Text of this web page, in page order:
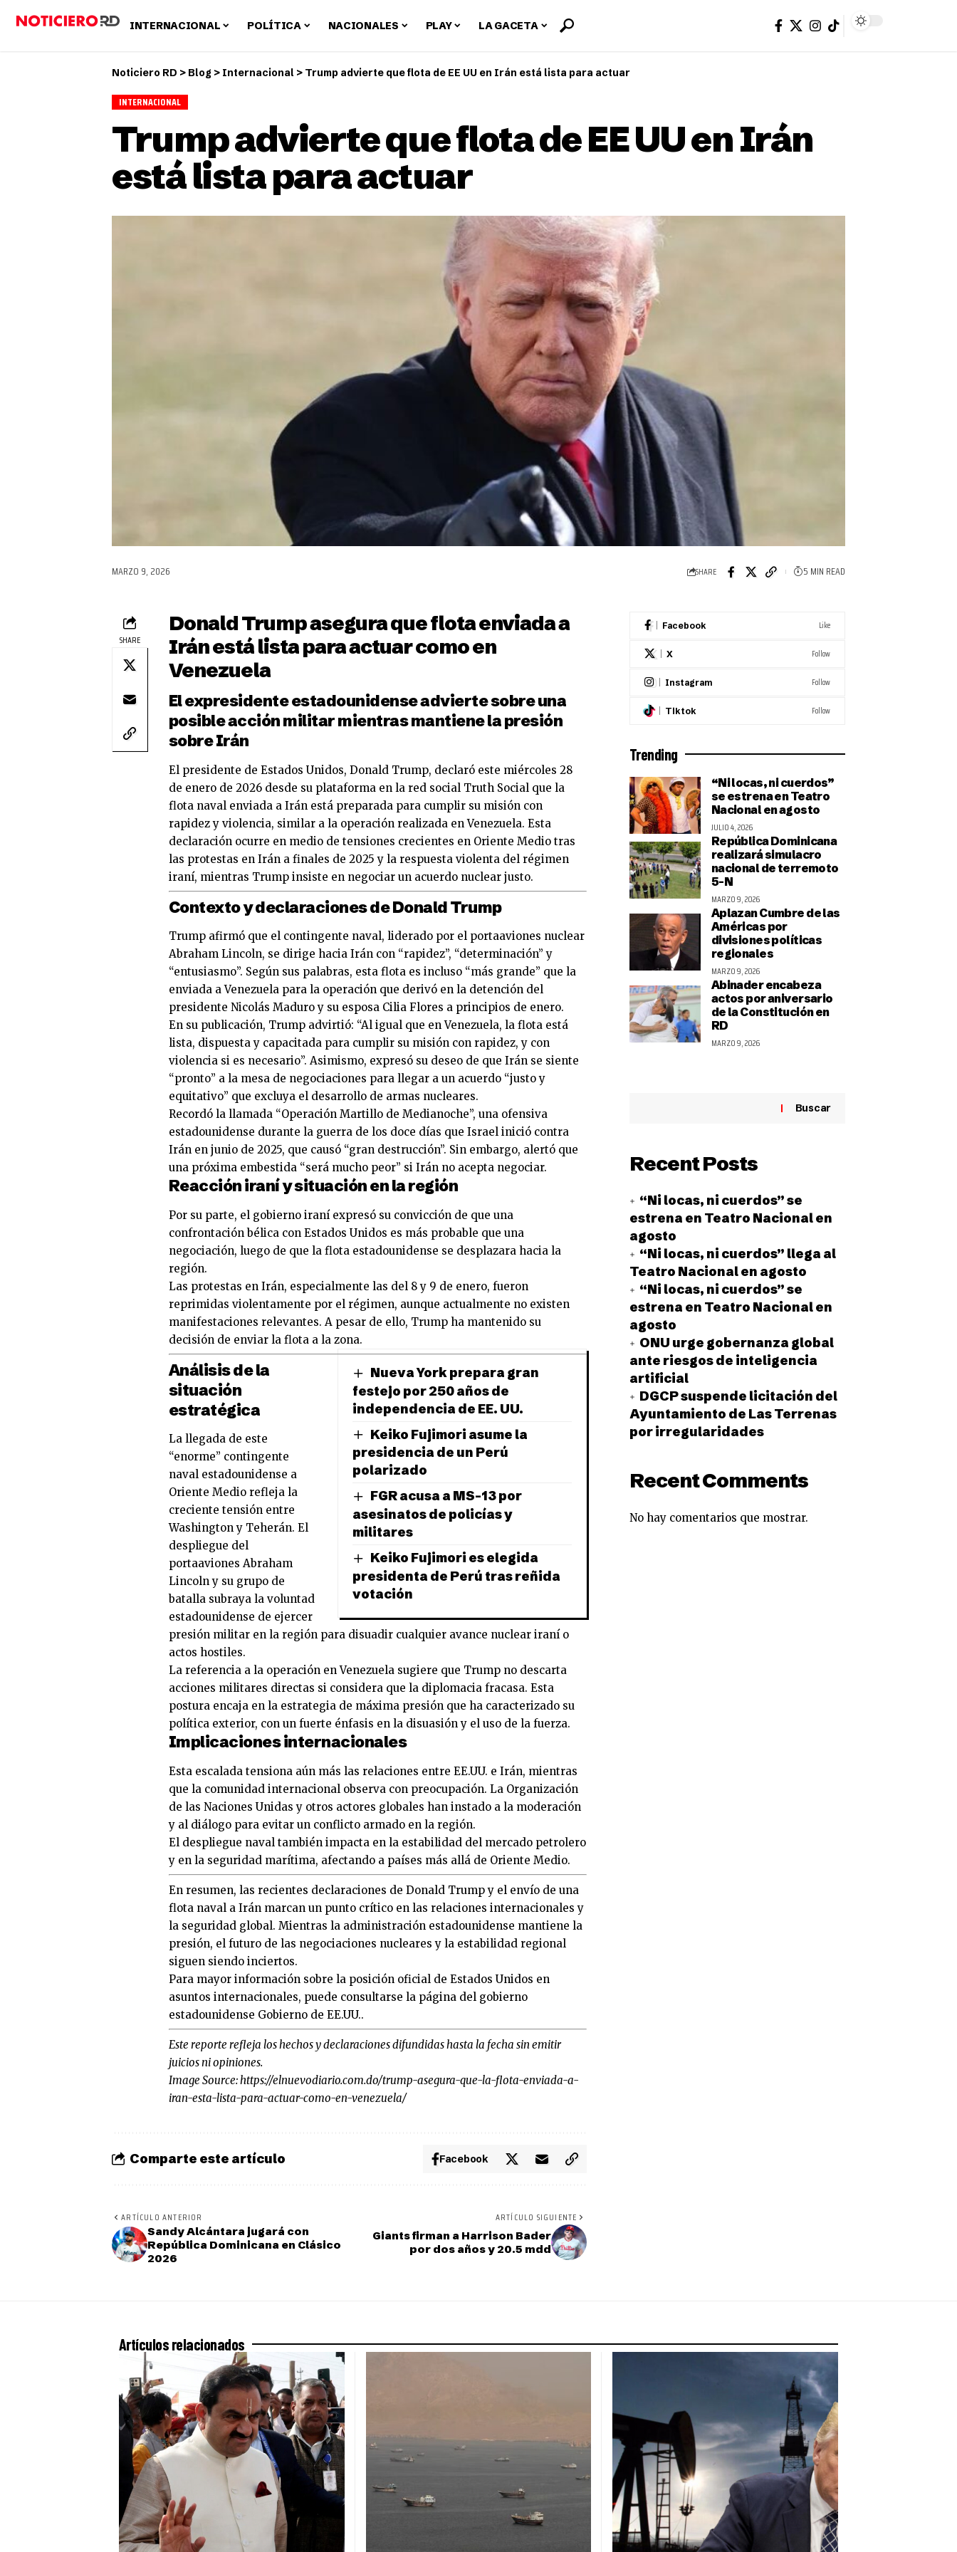
INTERNACIONAL POLÍTICA NACIONALES PLAY LA GACETA
Noticiero RD > Blog > Internacional > Trump advierte que flota de EE UU en Irán está lista para actuar
INTERNACIONAL
Trump advierte que flota de EE UU en Irán
está lista para actuar
MARZO 9, 2026 SHARE 5 MIN READ
SHARE
Donald Trump asegura que flota enviada a
Irán está lista para actuar como en
Venezuela
El expresidente estadounidense advierte sobre una
posible acción militar mientras mantiene la presión
sobre Irán
El presidente de Estados Unidos, Donald Trump, declaró este miércoles 28
de enero de 2026 desde su plataforma en la red social Truth Social que la
flota naval enviada a Irán está preparada para cumplir su misión con
rapidez y violencia, similar a la operación realizada en Venezuela. Esta
declaración ocurre en medio de tensiones crecientes en Oriente Medio tras
las protestas en Irán a finales de 2025 y la respuesta violenta del régimen
iraní, mientras Trump insiste en negociar un acuerdo nuclear justo.
Contexto y declaraciones de Donald Trump
Trump afirmó que el contingente naval, liderado por el portaaviones nuclear
Abraham Lincoln, se dirige hacia Irán con “rapidez”, “determinación” y
“entusiasmo”. Según sus palabras, esta flota es incluso “más grande” que la
enviada a Venezuela para la operación que derivó en la detención del
presidente Nicolás Maduro y su esposa Cilia Flores a principios de enero.
En su publicación, Trump advirtió: “Al igual que en Venezuela, la flota está
lista, dispuesta y capacitada para cumplir su misión con rapidez, y con
violencia si es necesario”. Asimismo, expresó su deseo de que Irán se siente
“pronto” a la mesa de negociaciones para llegar a un acuerdo “justo y
equitativo” que excluya el desarrollo de armas nucleares.
Recordó la llamada “Operación Martillo de Medianoche”, una ofensiva
estadounidense durante la guerra de los doce días que Israel inició contra
Irán en junio de 2025, que causó “gran destrucción”. Sin embargo, alertó que
una próxima embestida “será mucho peor” si Irán no acepta negociar.
Reacción iraní y situación en la región
Por su parte, el gobierno iraní expresó su convicción de que una
confrontación bélica con Estados Unidos es más probable que una
negociación, luego de que la flota estadounidense se desplazara hacia la
región.
Las protestas en Irán, especialmente las del 8 y 9 de enero, fueron
reprimidas violentamente por el régimen, aunque actualmente no existen
manifestaciones relevantes. A pesar de ello, Trump ha mantenido su
decisión de enviar la flota a la zona.
Nueva York prepara gran
festejo por 250 años de
independencia de EE. UU.
Keiko Fujimori asume la
presidencia de un Perú
polarizado
FGR acusa a MS-13 por
asesinatos de policías y
militares
Keiko Fujimori es elegida
presidenta de Perú tras reñida
votación
Análisis de la
situación
estratégica
La llegada de este
“enorme” contingente
naval estadounidense a
Oriente Medio refleja la
creciente tensión entre
Washington y Teherán. El
despliegue del
portaaviones Abraham
Lincoln y su grupo de
batalla subraya la voluntad
estadounidense de ejercer
presión militar en la región para disuadir cualquier avance nuclear iraní o
actos hostiles.
La referencia a la operación en Venezuela sugiere que Trump no descarta
acciones militares directas si considera que la diplomacia fracasa. Esta
postura encaja en la estrategia de máxima presión que ha caracterizado su
política exterior, con un fuerte énfasis en la disuasión y el uso de la fuerza.
Implicaciones internacionales
Esta escalada tensiona aún más las relaciones entre EE.UU. e Irán, mientras
que la comunidad internacional observa con preocupación. La Organización
de las Naciones Unidas y otros actores globales han instado a la moderación
y al diálogo para evitar un conflicto armado en la región.
El despliegue naval también impacta en la estabilidad del mercado petrolero
y en la seguridad marítima, afectando a países más allá de Oriente Medio.
En resumen, las recientes declaraciones de Donald Trump y el envío de una
flota naval a Irán marcan un punto crítico en las relaciones internacionales y
la seguridad global. Mientras la administración estadounidense mantiene la
presión, el futuro de las negociaciones nucleares y la estabilidad regional
siguen siendo inciertos.
Para mayor información sobre la posición oficial de Estados Unidos en
asuntos internacionales, puede consultarse la página del gobierno
estadounidense Gobierno de EE.UU..
Este reporte refleja los hechos y declaraciones difundidas hasta la fecha sin emitir
juicios ni opiniones.
Image Source: https://elnuevodiario.com.do/trump-asegura-que-la-flota-enviada-a-
iran-esta-lista-para-actuar-como-en-venezuela/
Comparte este artículo Facebook
ARTÍCULO ANTERIOR
Sandy Alcántara jugará con
República Dominicana en Clásico
2026
ARTÍCULO SIGUIENTE
Giants firman a Harrison Bader
por dos años y 20.5 mdd
Facebook Like
X Follow
Instagram Follow
Tiktok Follow
Trending
“Ni locas, ni cuerdos”
se estrena en Teatro
Nacional en agosto
JULIO 4, 2026
República Dominicana
realizará simulacro
nacional de terremoto
5-N
MARZO 9, 2026
Aplazan Cumbre de las
Américas por
divisiones políticas
regionales
MARZO 9, 2026
Abinader encabeza
actos por aniversario
de la Constitución en
RD
MARZO 9, 2026
Buscar
Recent Posts
“Ni locas, ni cuerdos” se
estrena en Teatro Nacional en
agosto
“Ni locas, ni cuerdos” llega al
Teatro Nacional en agosto
“Ni locas, ni cuerdos” se
estrena en Teatro Nacional en
agosto
ONU urge gobernanza global
ante riesgos de inteligencia
artificial
DGCP suspende licitación del
Ayuntamiento de Las Terrenas
por irregularidades
Recent Comments
No hay comentarios que mostrar.
Artículos relacionados